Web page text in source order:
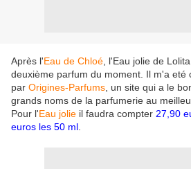
Après l'Eau de Chloé , l'Eau jolie de
deuxième parfum du moment. Il m'a eté
par Origines-Parfums , un site qui a le
grands noms de la parfumerie au
Pour l'Eau jolie il faudra compter 27,90
euros les 50 ml